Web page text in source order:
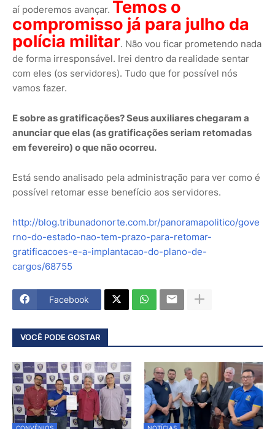
aí poderemos avançar. Temos o
compromisso já para julho da
polícia militar. Não vou ficar prometendo nada
de forma irresponsável. Irei dentro da realidade sentar
com eles (os servidores). Tudo que for possível nós
vamos fazer.
E sobre as gratificações? Seus auxiliares chegaram a
anunciar que elas (as gratificações seriam retomadas
em fevereiro) o que não ocorreu.
Está sendo analisado pela administração para ver como é
possível retomar esse benefício aos servidores.
http://blog.tribunadonorte.com.br/panoramapolitico/gove
rno-do-estado-nao-tem-prazo-para-retomar-
gratificacoes-e-a-implantacao-do-plano-de-
cargos/68755
Facebook
VOCÊ PODE GOSTAR